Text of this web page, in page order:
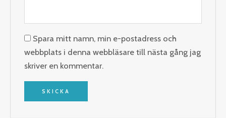
Spara mitt namn, min e-postadress och
webbplats i denna webbläsare till nästa gång jag
skriver en kommentar.